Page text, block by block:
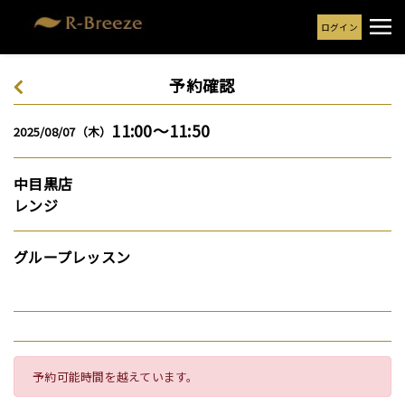
ログイン
予約確認
2025/08/07（木） 11:00～11:50
中目黒店
レンジ
グループレッスン
予約可能時間を越えています。